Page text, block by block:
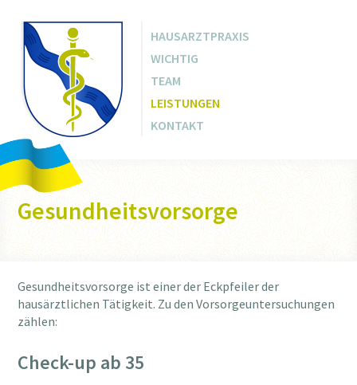
HAUSARZTPRAXIS
WICHTIG
TEAM
LEISTUNGEN
KONTAKT
Gesundheitsvorsorge
Gesundheitsvorsorge ist einer der Eckpfeiler der
hausärztlichen Tätigkeit. Zu den Vorsorgeuntersuchungen
zählen:
Check-up ab 35